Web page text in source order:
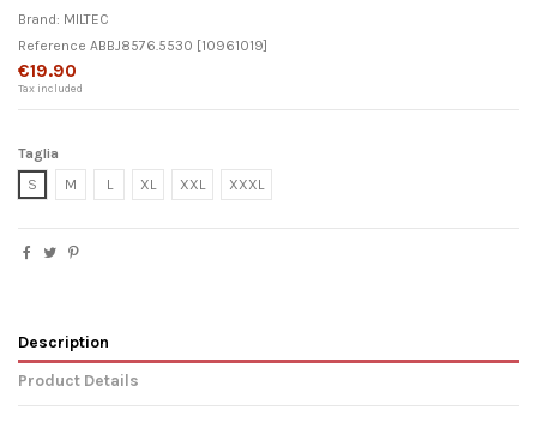
Brand: MILTEC
Reference ABBJ8576.5530 [10961019]
€19.90
Tax included
Taglia
S
M L XL XXL XXXL
Description
Product Details